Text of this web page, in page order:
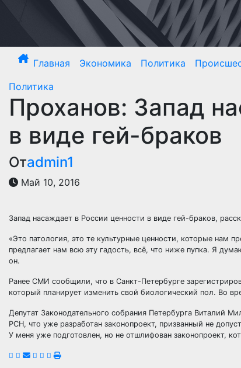
Главная Экономика Политика
Политика
Проханов: Запад
в виде гей-браков
Отadmin1
Май 10, 2016
Запад насаждает в России ценности в виде гей-браков,
«Это патология, это те культурные ценности, которые нам
предлагает нам всю эту гадость, всё, что ниже пупка. Я
он.
Ранее СМИ сообщили, что в Санкт-Петербурге
который планирует изменить свой биологический пол. Во
Депутат Законодательного собрания Петербурга Виталий
РСН, что уже разработан законопроект, призванный не
У меня уже подготовлен, но не отшлифован законопроект,